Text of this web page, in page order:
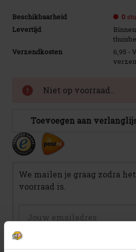
Beschikbaarheid 0
Levertijd
Verzendkosten
6,95 -
voorraad: Niet op voorraad..
Toevoegen aan
We mailen je graag zodra
voorraad is.